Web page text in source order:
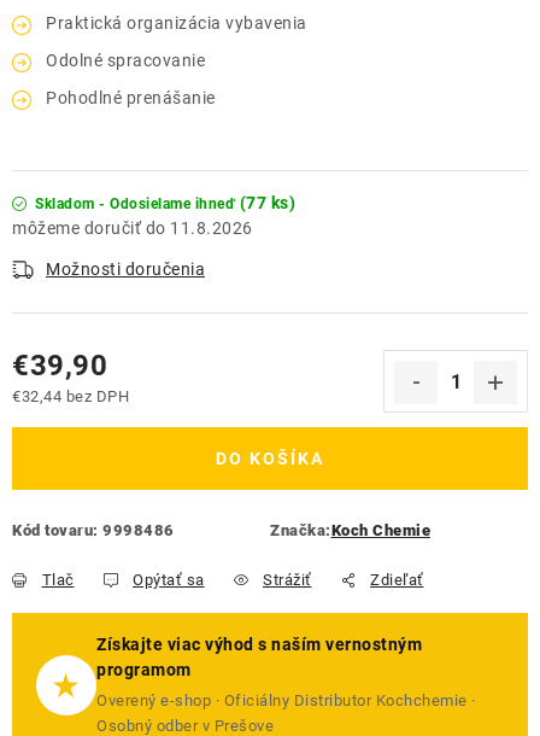
Praktická organizácia vybavenia
Odolné spracovanie
Pohodlné prenášanie
Skladom - Odosielame ihneď (77 ks)
11.8.2026
Možnosti doručenia
€39,90
€32,44 bez DPH
DO KOŠÍKA
Kód tovaru: 9998486 Značka:Koch Chemie
Tlač Opýtať sa Strážiť Zdieľať
★
Získajte viac výhod s naším vernostným
programom
Overený e-shop · Oficiálny Distributor Kochchemie ·
Osobný odber v Prešove